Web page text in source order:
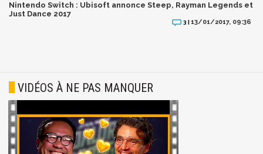
Nintendo Switch : Ubisoft annonce Steep, Rayman Legends et
Just Dance 2017
3 | 13/01/2017, 09:36
VIDÉOS À NE PAS MANQUER